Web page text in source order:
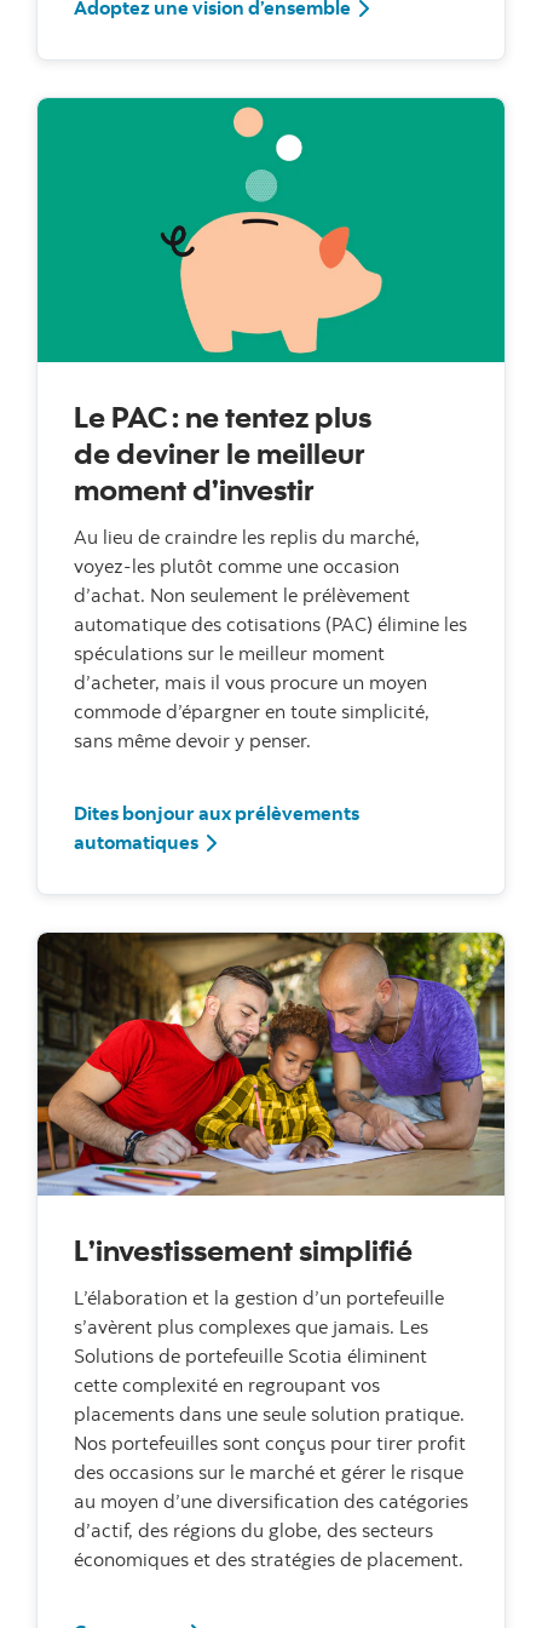
Adoptez une vision d’ensemble
Le PAC : ne tentez plus
de deviner le meilleur
moment d’investir
Au lieu de craindre les replis du marché,
voyez-les plutôt comme une occasion
d’achat. Non seulement le prélèvement
automatique des cotisations (PAC) élimine les
spéculations sur le meilleur moment
d’acheter, mais il vous procure un moyen
commode d’épargner en toute simplicité,
sans même devoir y penser.
Dites bonjour aux prélèvements
automatiques
L’investissement simplifié
L’élaboration et la gestion d’un portefeuille
s’avèrent plus complexes que jamais. Les
Solutions de portefeuille Scotia éliminent
cette complexité en regroupant vos
placements dans une seule solution pratique.
Nos portefeuilles sont conçus pour tirer profit
des occasions sur le marché et gérer le risque
au moyen d’une diversification des catégories
d’actif, des régions du globe, des secteurs
économiques et des stratégies de placement.